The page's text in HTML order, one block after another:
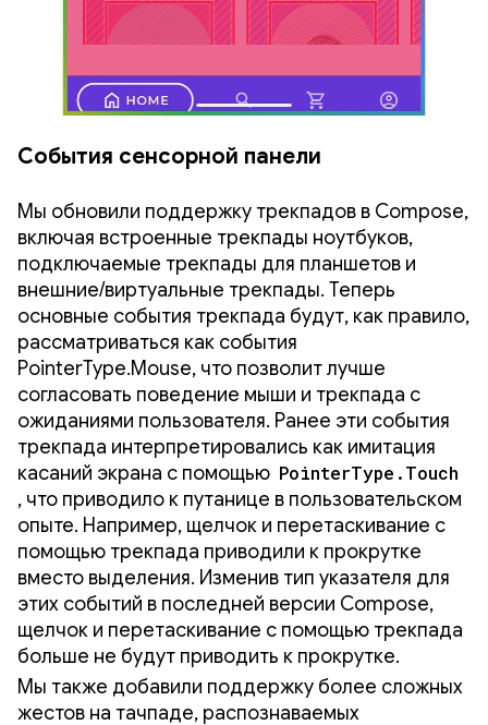
События сенсорной панели
Мы обновили поддержку трекпадов в Compose,
включая встроенные трекпады ноутбуков,
подключаемые трекпады для планшетов и
внешние/виртуальные трекпады. Теперь
основные события трекпада будут, как правило,
рассматриваться как события
PointerType.Mouse, что позволит лучше
согласовать поведение мыши и трекпада с
ожиданиями пользователя. Ранее эти события
трекпада интерпретировались как имитация
касаний экрана с помощью PointerType.Touch
, что приводило к путанице в пользовательском
опыте. Например, щелчок и перетаскивание с
помощью трекпада приводили к прокрутке
вместо выделения. Изменив тип указателя для
этих событий в последней версии Compose,
щелчок и перетаскивание с помощью трекпада
больше не будут приводить к прокрутке.
Мы также добавили поддержку более сложных
жестов на тачпаде, распознаваемых